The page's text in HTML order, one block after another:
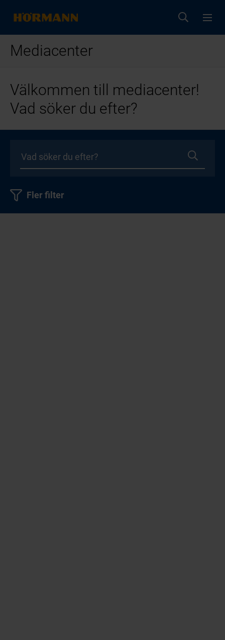
Mediacenter
Välkommen till mediacenter!
Vad söker du efter?
Fler filter